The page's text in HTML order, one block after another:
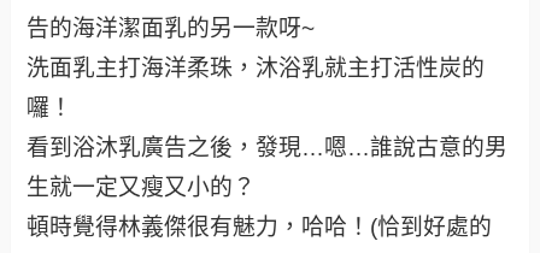
告的海洋潔面乳的另一款呀~
洗面乳主打海洋柔珠，沐浴乳就主打活性炭的
囉！
看到浴沐乳廣告之後，發現…嗯…誰說古意的男
生就一定又瘦又小的？
頓時覺得林義傑很有魅力，哈哈！(恰到好處的